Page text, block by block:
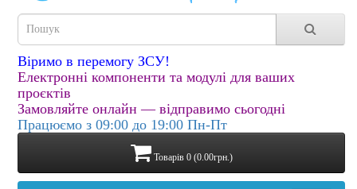
Віримо в перемогу ЗСУ!
Електронні компоненти та модулі для ваших
проєктів
Замовляйте онлайн — відправимо сьогодні
Працюємо з 09:00 до 19:00 Пн-Пт
Товарів 0 (0.00грн.)